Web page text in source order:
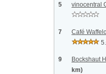
5 vinocentral
7 Café
9 Bockshaut
km)